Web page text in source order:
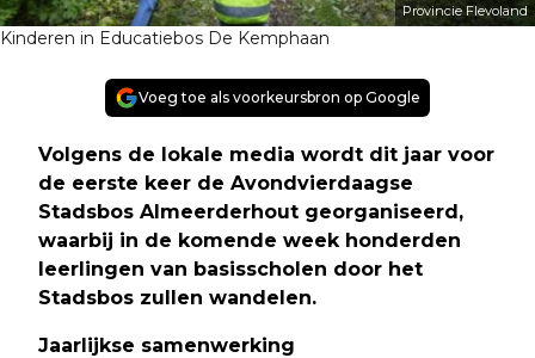
Provincie Flevoland
Kinderen in Educatiebos De Kemphaan
Voeg toe als voorkeursbron op Google
Volgens de lokale media wordt dit jaar voor
de eerste keer de Avondvierdaagse
Stadsbos Almeerderhout georganiseerd,
waarbij in de komende week honderden
leerlingen van basisscholen door het
Stadsbos zullen wandelen.
Jaarlijkse samenwerking